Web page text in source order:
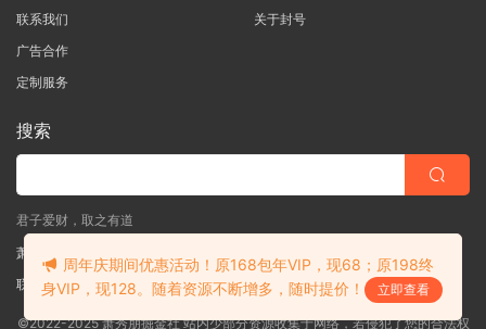
联系我们
广告合作
定制服务
关于封号
搜索
君子爱财，取之有道
萧秀朋掘金社
联系客服(说明需求，勿问在否)
©2022-2025 萧秀朋掘金社 站内少部分资源收集于网络，若侵犯了您的合法权
周年庆期间优惠活动！原168包年VIP，现68；原198终
身VIP，现128。随着资源不断增多，随时提价！
立即查看